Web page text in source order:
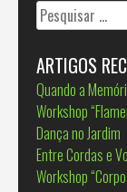
Pesquisar
por:
ARTIGOS
Quando a
Workshop
Dança no Jardim
Entre Cordas e
Workshop